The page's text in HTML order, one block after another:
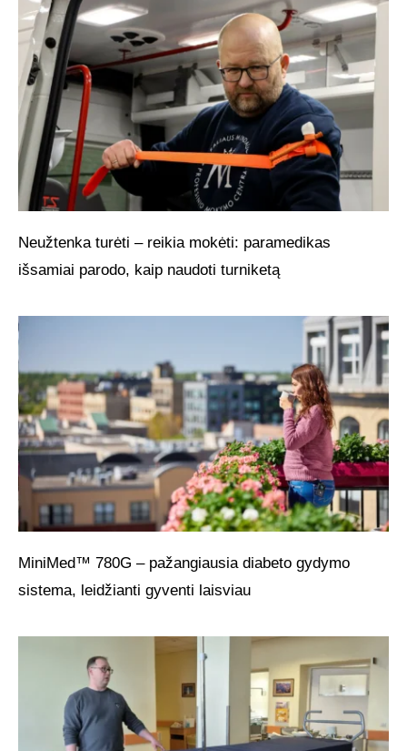
Neužtenka turėti – reikia mokėti: paramedikas
išsamiai parodo, kaip naudoti turniketą
MiniMed™ 780G – pažangiausia diabeto gydymo
sistema, leidžianti gyventi laisviau